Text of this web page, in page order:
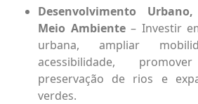
Desenvolvimento
Meio Ambiente– Investir
urbana, ampliar
acessibilidade,
preservação de rios e
verdes.